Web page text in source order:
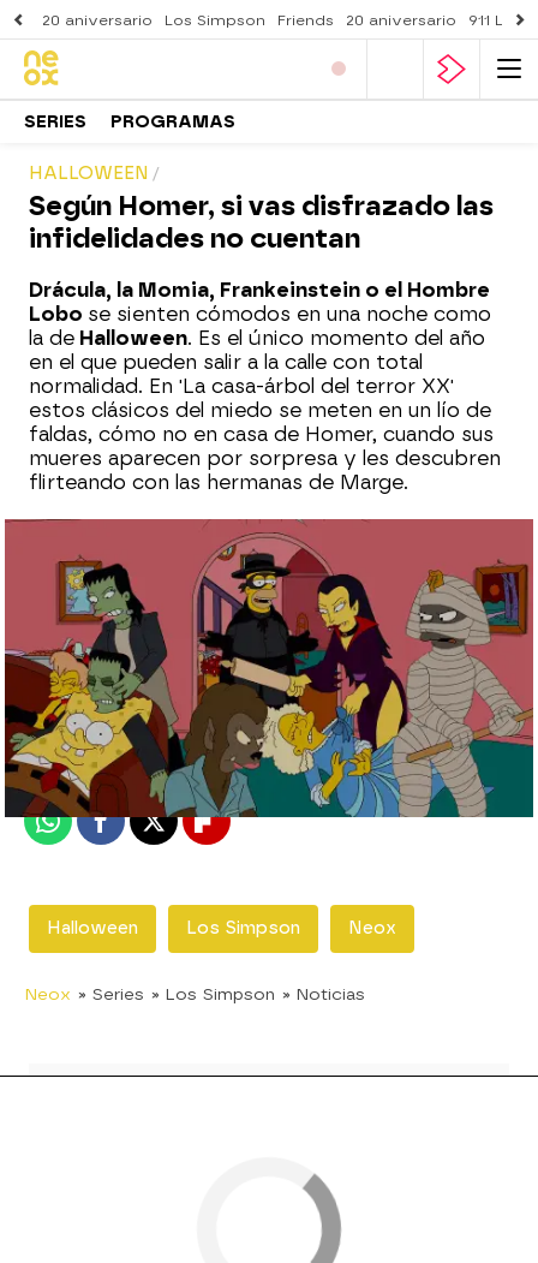
20 aniversario Los Simpson Friends 20 aniversario 911
SERIES PROGRAMAS
HALLOWEEN
Según Homer, si vas disfrazado las
infidelidades no cuentan
Drácula, la Momia, Frankeinstein o el Hombre
Lobo se sienten cómodos en una noche como
la de Halloween. Es el único momento del año
en el que pueden salir a la calle con total
normalidad. En 'La casa-árbol del terror XX'
estos clásicos del miedo se meten en un lío de
faldas, cómo no en casa de Homer, cuando sus
mueres aparecen por sorpresa y les descubren
flirteando con las hermanas de Marge.
neox
Madrid
Publicado: 30 de octubre de 2019, 11:35
WhatsappFacebook
X Flipboard
Halloween Los Simpson Neox
Neox » Series » Los Simpson » Noticias